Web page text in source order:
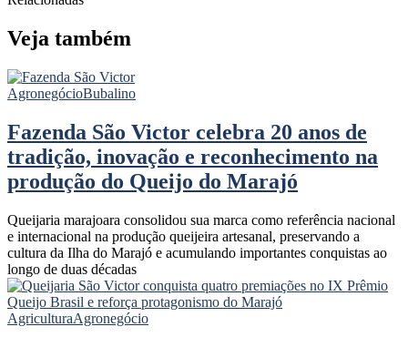
Veja também
AgronegócioBubalino
Fazenda São Victor celebra 20 anos de
tradição, inovação e reconhecimento na
produção do Queijo do Marajó
Queijaria marajoara consolidou sua marca como referência nacional
e internacional na produção queijeira artesanal, preservando a
cultura da Ilha do Marajó e acumulando importantes conquistas ao
longo de duas décadas
AgriculturaAgronegócio